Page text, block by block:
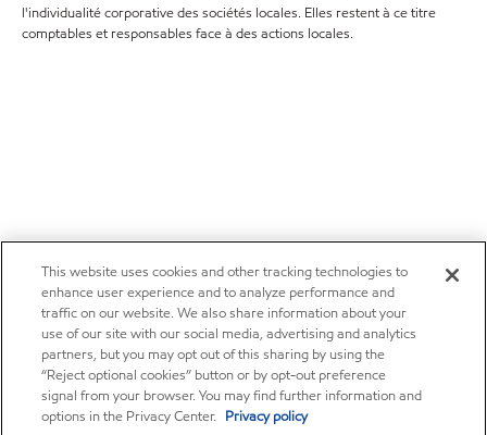
l'individualité corporative des sociétés locales. Elles restent à ce titre
comptables et responsables face à des actions locales.
This website uses cookies and other tracking technologies to
enhance user experience and to analyze performance and
traffic on our website. We also share information about your
use of our site with our social media, advertising and analytics
partners, but you may opt out of this sharing by using the
“Reject optional cookies” button or by opt-out preference
signal from your browser. You may find further information and
options in the Privacy Center. Privacy policy